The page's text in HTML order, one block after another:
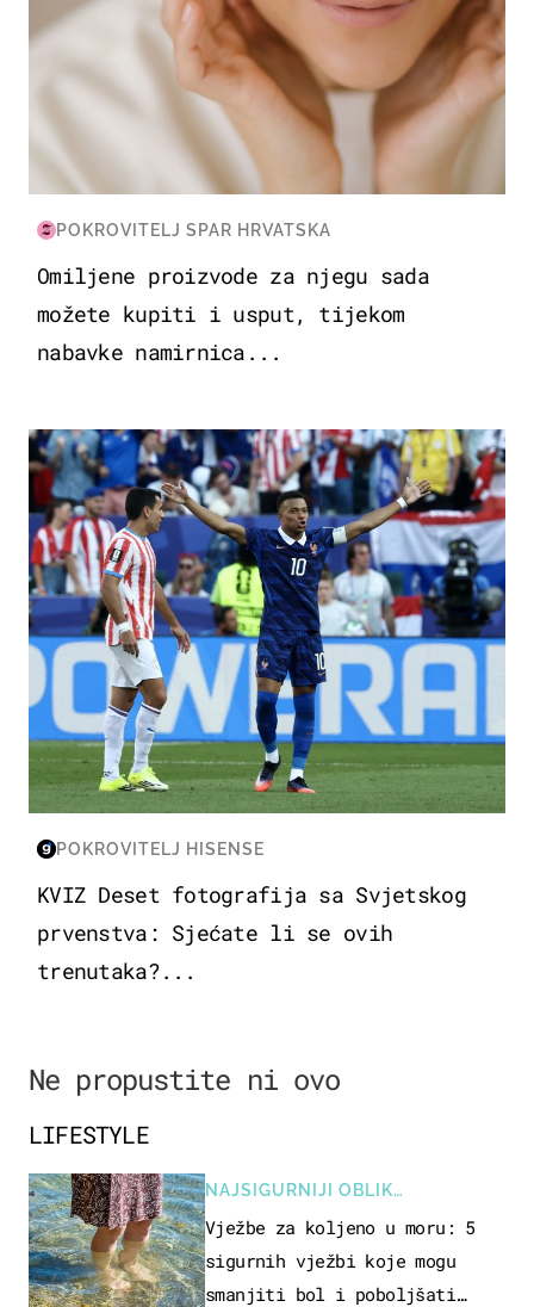
POKROVITELJ SPAR HRVATSKA
Omiljene proizvode za njegu sada
možete kupiti i usput, tijekom
nabavke namirnica...
SVJETSKO PRVENSTVO 2026
POKROVITELJ HISENSE
KVIZ Deset fotografija sa Svjetskog
prvenstva: Sjećate li se ovih
trenutaka?...
Ne propustite ni ovo
LIFESTYLE
NAJSIGURNIJI OBLIK
REKREACIJE
Vježbe za koljeno u moru: 5
sigurnih vježbi koje mogu
smanjiti bol i poboljšati